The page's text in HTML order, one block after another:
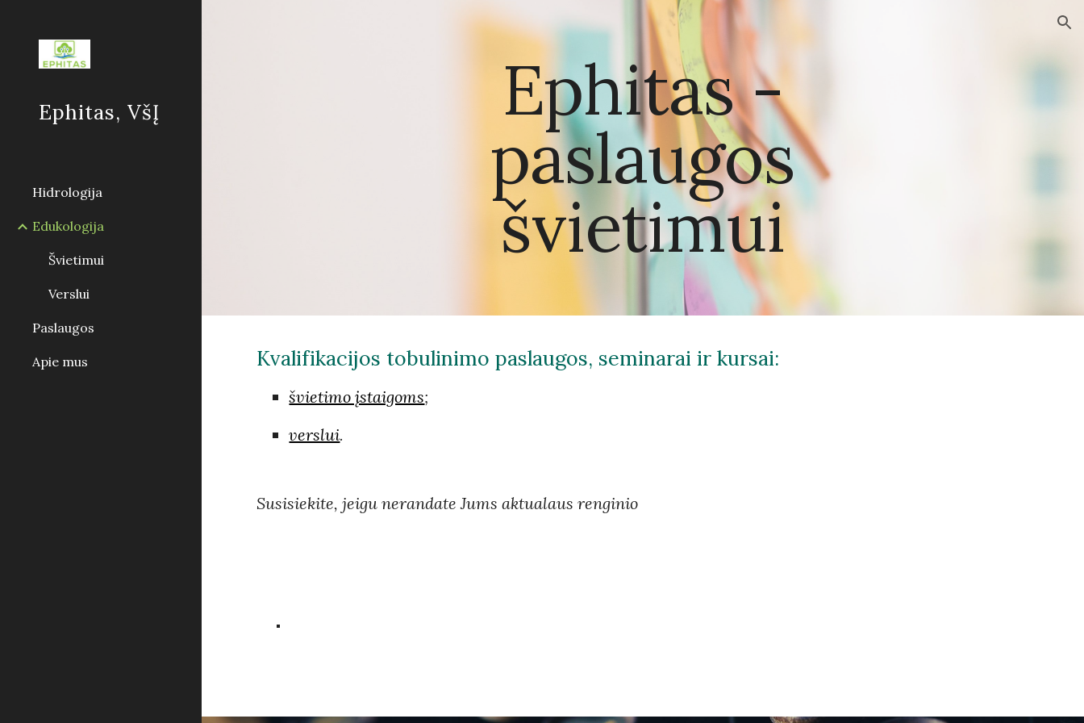
Skip to navigation
Ephitas, VšĮ
Hidrologija
Edukologija
Švietimui
Verslui
Paslaugos
Apie mus
Ephitas -
paslaugos
švietimui
Kvalifikacijos tobulinimo paslaugos, seminarai ir kursai:
švietimo įstaigoms;
verslui.
Susisiekite, jeigu nerandate Jums aktualaus renginio